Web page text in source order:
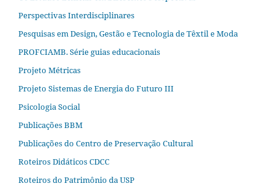
Perspectivas Interdisciplinares
Pesquisas em Design, Gestão e Tecnologia de Têxtil e Moda
PROFCIAMB. Série guias educacionais
Projeto Métricas
Projeto Sistemas de Energia do Futuro III
Psicologia Social
Publicações BBM
Publicações do Centro de Preservação Cultural
Roteiros Didáticos CDCC
Roteiros do Patrimônio da USP